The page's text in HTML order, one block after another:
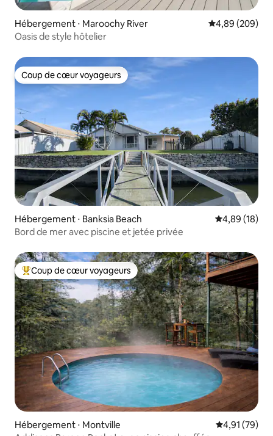
Hébergement ⋅ Maroochy River Évaluation
4,89 (209)
Oasis de style hôtelier
Coup de cœur voyageurs
Coup de cœur voyageurs
Hébergement ⋅ Banksia Beach Évaluation
4,89 (18)
Bord de mer avec piscine et jetée privée
Coups de cœur voyageurs les plus appréciés
Coup de cœur voyageurs
Hébergement ⋅ Montville Évaluation
4,91 (79)